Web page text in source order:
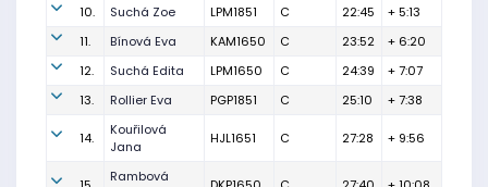
10. Suchá Zoe LPM1851 C 22:45
+ 5:13
11.
Bínová Eva KAM1650 C 23:52
+ 6:20
12.
Suchá Edita LPM1650 C 24:39
+ 7:07
13.
Rollier Eva PGP1851 C 25:10 + 7:38
14.
Kouřilová
Jana
HJL1651 C 27:28 + 9:56
Rambová